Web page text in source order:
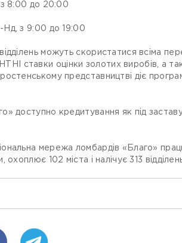
8:00 до 20:00
Нд, з 9:00 до 19:00
можуть скористатися всіма
ставки оцінки золотих виробів, а
представництві діє
доступно кредитування як під
мережа ломбардів «Благо»
охоплює 102 міста і налічує 313